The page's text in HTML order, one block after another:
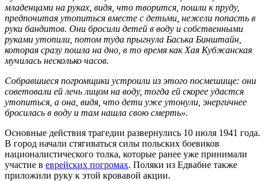
младенцами на руках, видя, что творится, пошли к пруду,
предпочитая утопиться вместе с детьми, нежели попасть в
руки бандитов. Они бросили детей в воду и собственными
руками утопили, потом туда прыгнула Баська Бинштайн,
которая сразу пошла на дно, в то время как Хая Кубжанская
мучилась несколько часов.
Собравшиеся погромщики устроили из этого посмешище: они
советовали ей лечь лицом на воду, тогда ей скорее удастся
утопиться, а она, видя, что дети уже утонули, энергичнее
бросилась в воду и там нашла свою смерть».
Основные действия трагедии развернулись 10 июля 1941 года.
В город начали стягиваться силы польских боевиков
националистического толка, которые ранее уже принимали
участие в еврейских погромах. Поляки из Едвабне также
приложили руку к этой кровавой акции.